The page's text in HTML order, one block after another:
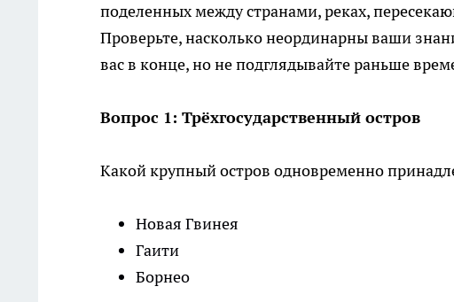
поделенных между странами, реках,
Проверьте, насколько неординарны ваши
вас в конце, но не подглядывайте раньше
Вопрос 1: Трёхгосударственный остров
Какой крупный остров одновременно
Новая Гвинея
Гаити
Борнео